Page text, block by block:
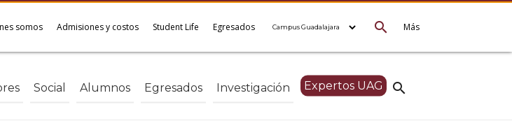
Más
search
somos Admisiones y costos Student Life Egresados
search
Social Alumnos Egresados Investigación Expertos UAG